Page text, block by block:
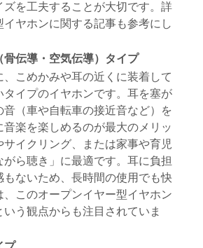
ズを工夫することが大切です。詳
イヤホンに関する記事も参考にし
骨伝導・空気伝導）タイプ
こめかみや耳の近くに装着して
イプのイヤホンです。耳を塞が
（車や自転車の接近音など）を
楽を楽しめるのが最大のメリッ
サイクリング、または家事や育児
がら聴き」に最適です。耳に負担
もないため、長時間の使用でも快
、このオープンイヤー型イヤホン
う観点からも注目されていま